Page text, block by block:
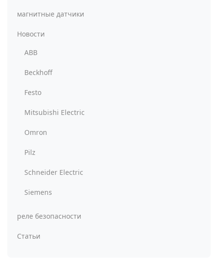
магнитные датчики
Новости
ABB
Beckhoff
Festo
Mitsubishi Electric
Omron
Pilz
Schneider Electric
Siemens
реле безопасности
Статьи